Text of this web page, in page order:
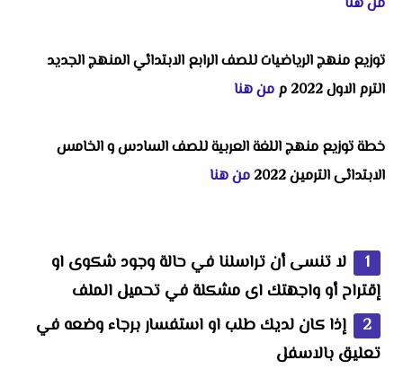
توزيع منهج الرياضيات للصف الرابع الابتدائي المنهج الجديد
الترم الاول 2022 م
من هنا
خطة توزيع منهج اللغة العربية للصف السادس و الخامس
الابتدائى الترمين 2022
من هنا
لا تنسى أن تراسلنا في حالة وجود شكوى او
إقتراح أو واجهتك اى مشكلة في تحميل الملف
إذا كان لديك طلب او استفسار برجاء وضعه في
تعليق بالاسفل